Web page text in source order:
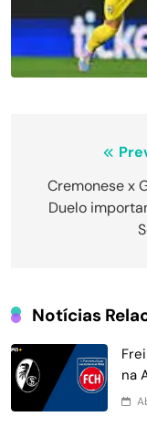
Navegação
de
Post
Cremonese x
Duelo
Notícias
na